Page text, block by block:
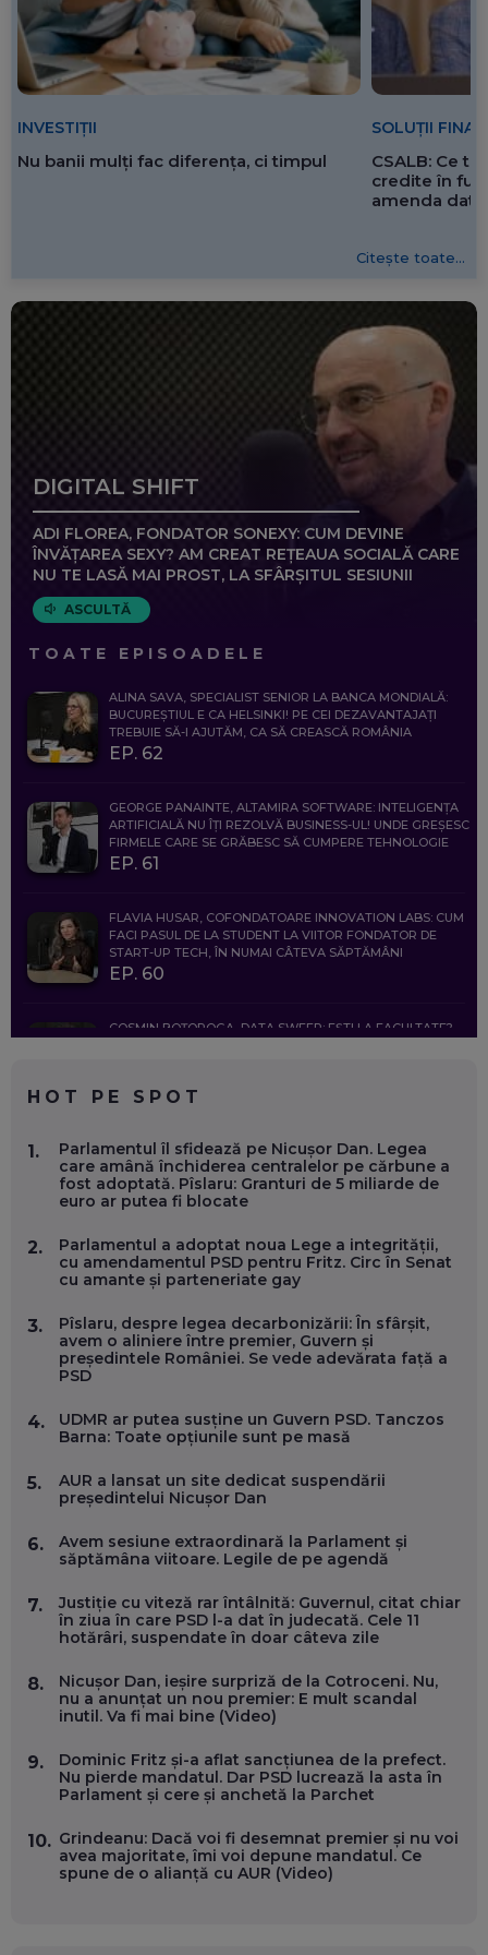
INVESTIȚII
Nu banii mulți fac diferența, ci timpul
SOLUȚII
CSALB: Ce
credite în
amenda
Citește toate...
DIGITAL SHIFT
ADI FLOREA, FONDATOR SONEXY: CUM DEVINE
ÎNVĂȚAREA SEXY? AM CREAT REȚEAUA SOCIALĂ CARE
NU TE LASĂ MAI PROST, LA SFÂRȘITUL SESIUNII
ASCULTĂ
TOATE EPISOADELE
ALINA SAVA, SPECIALIST SENIOR LA BANCA MONDIALĂ:
BUCUREȘTIUL E CA HELSINKI! PE CEI DEZAVANTAJAȚI
TREBUIE SĂ-I AJUTĂM, CA SĂ CREASCĂ ROMÂNIA
EP. 62
GEORGE PANAINTE, ALTAMIRA SOFTWARE: INTELIGENȚA
ARTIFICIALĂ NU ÎȚI REZOLVĂ BUSINESS-UL! UNDE GREȘESC
FIRMELE CARE SE GRĂBESC SĂ CUMPERE TEHNOLOGIE
EP. 61
FLAVIA HUSAR, COFONDATOARE INNOVATION LABS: CUM
FACI PASUL DE LA STUDENT LA VIITOR FONDATOR DE
START-UP TECH, ÎN NUMAI CÂTEVA SĂPTĂMÂNI
EP. 60
COSMIN BOȚOROGA, DATA SWEEP: EȘTI LA FACULTATE?
FOLOSEȘTI TEHNOLOGIA CA SĂ FII MAI BUN LA JOB. ȘI CUM
SE VA SCHIMBA MUNCA, ÎN URMĂTORII ANI
EP. 58
MARIUS PAȘCULEA, COFONDATOR AL KULTH: CUM
FOLOSEȘTI TEHNOLOGIA CA SĂ ÎȚI DESCHIZI DRUMUL
CĂTRE ARTĂ, LA NIVEL GLOBAL
ANDREI AVĂDANEI, BIT SENTINEL: CUM ÎȚI PROTEJEZI
EP. 56
DOINA VÎLCEANU, CONTENTSPEED: VREI SUCCES ONLINE?
ÎNVAȚĂ AEO ȘI GEO!
WASHINGTON, OCHELARI INTELIGENȚI ȘI FERME
VERTICALE FĂRĂ PĂMÂNT
EP. 54
VALENTIN VANCEA, CEO AL PATRIA BANK: AUTOMATIZĂM
PROCESE, DAR CE FACEM CÂND PICĂ BAZA DE DATE, LA
INSTITUȚIILE STATULUI?
VOICU OPREAN (AROBS): CUM CONSTRUIEȘTI O COMPANIE
TA LOCALĂ - ȘI CE SĂ DAI ÎNAPOI
EP. 52
HOT PE SPOT
1.
Parlamentul îl sfidează pe Nicușor Dan. Legea
care amână închiderea centralelor pe cărbune a
fost adoptată. Pîslaru: Granturi de 5 miliarde de
euro ar putea fi blocate
2.
Parlamentul a adoptat noua Lege a integrității,
cu amendamentul PSD pentru Fritz. Circ în Senat
cu amante și parteneriate gay
3.
Pîslaru, despre legea decarbonizării: În sfârșit,
avem o aliniere între premier, Guvern și
președintele României. Se vede adevărata față a
PSD
4.
UDMR ar putea susține un Guvern PSD. Tanczos
Barna: Toate opțiunile sunt pe masă
5.
AUR a lansat un site dedicat suspendării
președintelui Nicușor Dan
6.
Avem sesiune extraordinară la Parlament și
săptămâna viitoare. Legile de pe agendă
7.
Justiție cu viteză rar întâlnită: Guvernul, citat chiar
în ziua în care PSD l-a dat în judecată. Cele 11
hotărâri, suspendate în doar câteva zile
8.
Nicușor Dan, ieșire surpriză de la Cotroceni. Nu,
nu a anunțat un nou premier: E mult scandal
inutil. Va fi mai bine (Video)
9.
Dominic Fritz și-a aflat sancțiunea de la prefect.
Nu pierde mandatul. Dar PSD lucrează la asta în
Parlament și cere și anchetă la Parchet
10. Grindeanu: Dacă voi fi desemnat premier și nu voi
avea majoritate, îmi voi depune mandatul. Ce
spune de o alianță cu AUR (Video)